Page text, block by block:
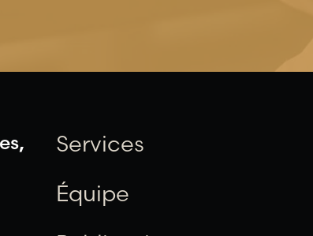
Services
Équipe